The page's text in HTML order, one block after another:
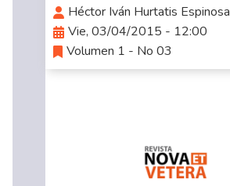
Héctor Iván Hurtatis Espinosa
Vie, 03/04/2015 - 12:00
Volumen 1 - No 03